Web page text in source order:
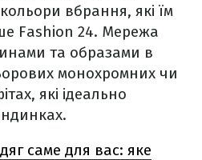
вбрання, які їм
Fashion 24. Мережа
та образами в
монохромних чи
які ідеально
саме для вас: яке